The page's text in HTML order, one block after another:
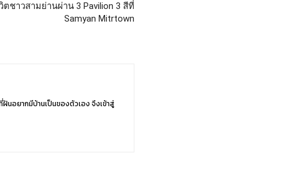
ตชาวสามย่านผ่าน 3 Pavilion 3 สีที่
Samyan Mitrtown
อยากมีบ้านเป็นของตัวเอง จึงเข้าสู่